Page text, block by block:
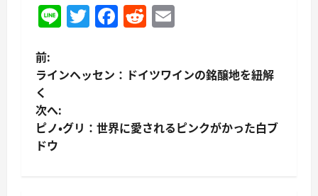
LineTwitter
Facebook
Reddit
投
稿
ナ
ビ
前:
ラインヘッセン：ドイツワインの銘醸地を紐解
く
次へ:
ピノ・グリ：世界に愛されるピンクがかった白ブ
ドウ